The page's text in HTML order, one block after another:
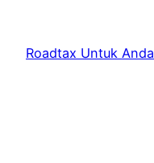
content
Roadtax Untuk Anda